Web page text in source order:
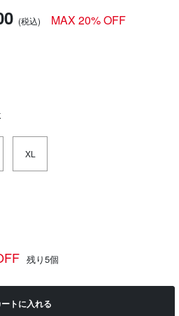
(税込) MAX 20% OFF
XL
残り5個
トに入れる